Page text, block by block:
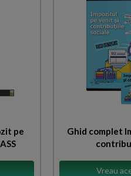
pe
Ghid complet
Vreau